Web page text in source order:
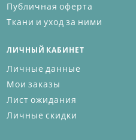
Публичная оферта
Ткани и уход за ними
ЛИЧНЫЙ КАБИНЕТ
Личные данные
Мои заказы
Лист ожидания
Личные скидки